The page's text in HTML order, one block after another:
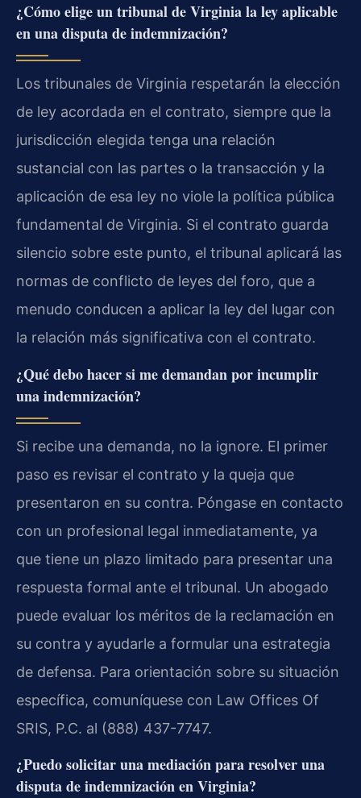
¿Cómo elige un tribunal de Virginia la ley aplicable
en una disputa de indemnización?
Los tribunales de Virginia respetarán la elección
de ley acordada en el contrato, siempre que la
jurisdicción elegida tenga una relación
sustancial con las partes o la transacción y la
aplicación de esa ley no viole la política pública
fundamental de Virginia. Si el contrato guarda
silencio sobre este punto, el tribunal aplicará las
normas de conflicto de leyes del foro, que a
menudo conducen a aplicar la ley del lugar con
la relación más significativa con el contrato.
¿Qué debo hacer si me demandan por incumplir
una indemnización?
Si recibe una demanda, no la ignore. El primer
paso es revisar el contrato y la queja que
presentaron en su contra. Póngase en contacto
con un profesional legal inmediatamente, ya
que tiene un plazo limitado para presentar una
respuesta formal ante el tribunal. Un abogado
puede evaluar los méritos de la reclamación en
su contra y ayudarle a formular una estrategia
de defensa. Para orientación sobre su situación
específica, comuníquese con Law Offices Of
SRIS, P.C. al (888) 437-7747.
¿Puedo solicitar una mediación para resolver una
disputa de indemnización en Virginia?